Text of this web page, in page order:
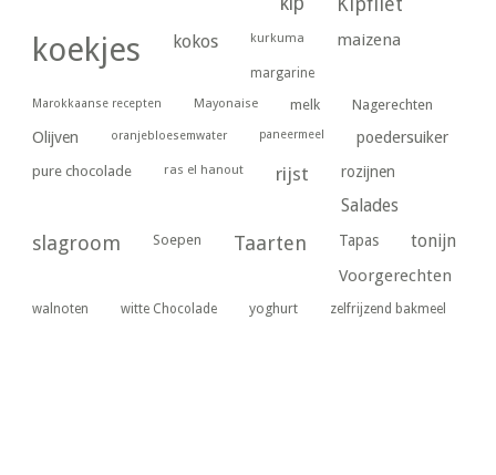
koekjes kokos kurkuma maizena
margarine
Marokkaanse recepten Mayonaise melk Nagerechten
Olijven oranjebloesemwater paneermeel poedersuiker
pure chocolade ras el hanout rijst rozijnen
Salades
slagroom Soepen Taarten Tapas tonijn
Voorgerechten
walnoten witte Chocolade yoghurt zelfrijzend bakmeel